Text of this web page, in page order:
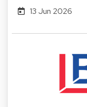
13 Jun 2026